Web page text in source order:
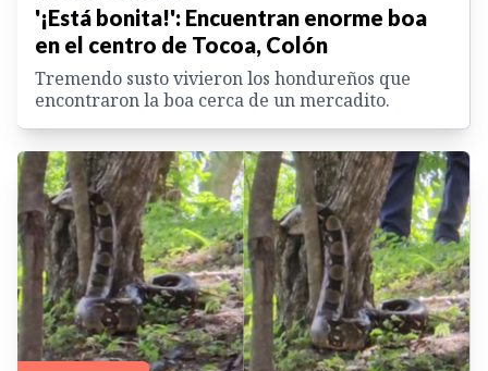
'¡Está bonita!': Encuentran enorme boa
en el centro de Tocoa, Colón
Tremendo susto vivieron los hondureños que
encontraron la boa cerca de un mercadito.